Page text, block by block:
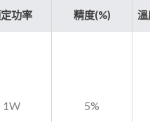
功率 精度(%) 溫
1W 5%